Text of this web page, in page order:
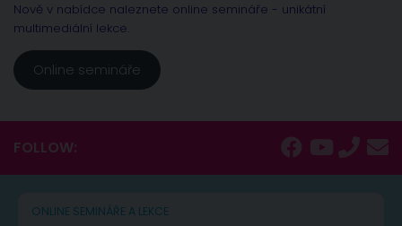
Nově v nabídce naleznete online semináře - unikátní
multimediální lekce.
Online semináře
FOLLOW:
ONLINE SEMINÁŘE A LEKCE